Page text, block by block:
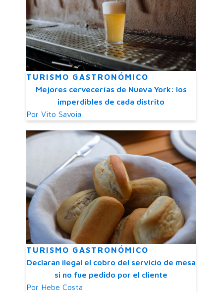
TURISMO GASTRONÓMICO
Mejores cervecerías de Nueva York: los
imperdibles de cada distrito
Por Vito Savoia
TURISMO GASTRONÓMICO
Declaran ilegal el cobro del servicio de mesa
si no fue pedido por el cliente
Por Hebe Costa